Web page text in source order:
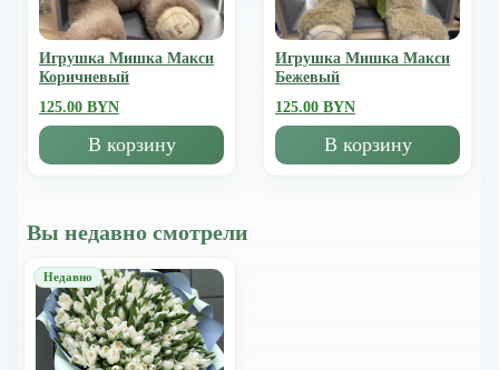
Игрушка Мишка Mакси
Коричневый
125.00 BYN
В корзину
Игрушка Мишка Mакси
Бежевый
125.00 BYN
В корзину
Вы недавно смотрели